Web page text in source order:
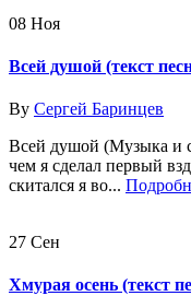
08 Ноя
Всей душой (текст
By Сергей Баринцев
Всей душой (Музыка и
чем я сделал первый
скитался я во...
27 Сен
Хмурая осень (текст